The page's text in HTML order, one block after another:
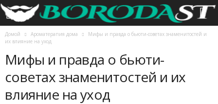
Домой Ароматерапия дома
Мифы и правда о бьюти-советах знаменитостей и
их влияние на уход
Мифы и правда о бьюти-
советах знаменитостей и их
влияние на уход